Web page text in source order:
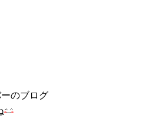
のブログ